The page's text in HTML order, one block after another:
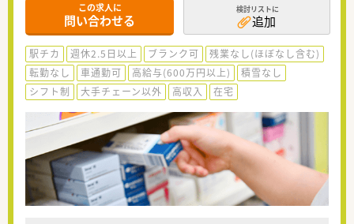
この求人に
問い合わせる
検討リストに
追加
駅チカ 週休2.5日以上 ブランク可
残業なし(ほぼなし含む)
転勤なし
車通勤可 高給与(600万円以上)
積雪なし
シフト制
大手チェーン以外 高収入 在宅